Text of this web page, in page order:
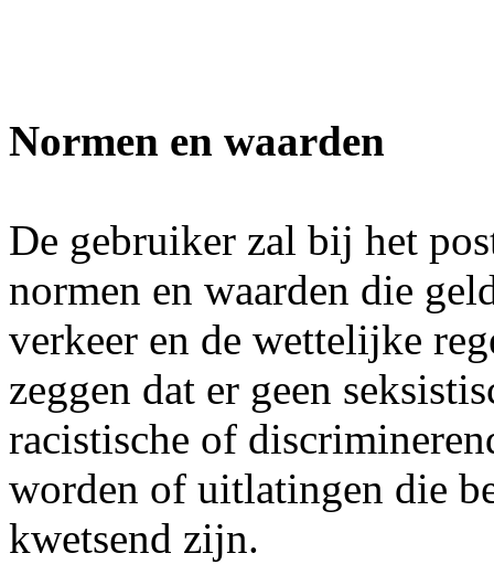
Normen en waarden
De gebruiker zal bij het
normen en waarden die
verkeer en de wettelijke
zeggen dat er geen
racistische of
worden of uitlatingen die
kwetsend zijn.